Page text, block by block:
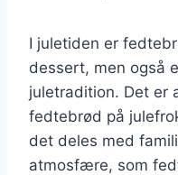
I juletiden er
dessert, men også
juletradition. Det er
fedtebrød på
det deles med
atmosfære, som